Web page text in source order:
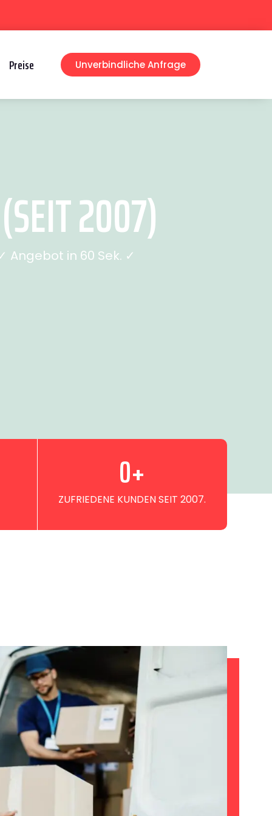
Preise Unverbindliche Anfrage
2007)
Angebot in 60 Sek. ✓
ZUFRIEDENE KUNDEN SEIT 2007.
0+